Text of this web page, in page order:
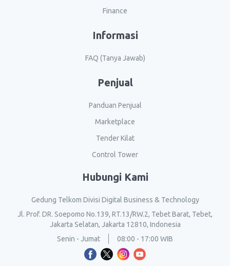
Finance
Informasi
FAQ (Tanya Jawab)
Penjual
Panduan Penjual
Marketplace
Tender Kilat
Control Tower
Hubungi Kami
Gedung Telkom Divisi Digital Business & Technology
Jl. Prof. DR. Soepomo No.139, RT.13/RW.2, Tebet Barat, Tebet,
Jakarta Selatan, Jakarta 12810, Indonesia
Senin - Jumat
08:00 - 17:00 WIB